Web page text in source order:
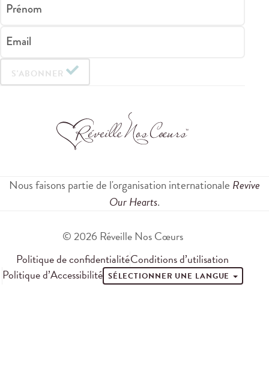
Prénom
Email
S'ABONNER
Nous faisons partie de l'organisation internationale Revive
Our Hearts.
© 2026 Réveille Nos Cœurs
Politique de confidentialitéConditions d’utilisation
Politique d’Accessibilité SÉLECTIONNER UNE LANGUE